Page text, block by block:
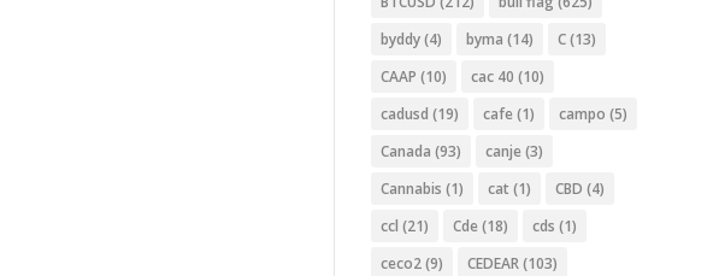
byddy(4) byma (14) C(13)
CAAP (10) cac 40 (10)
cadusd (19) cafe (1) campo (5)
Canada (93) canje (3)
Cannabis (1) cat (1) CBD (4)
ccl (21) Cde (18) cds (1)
ceco2(9) CEDEAR(103)